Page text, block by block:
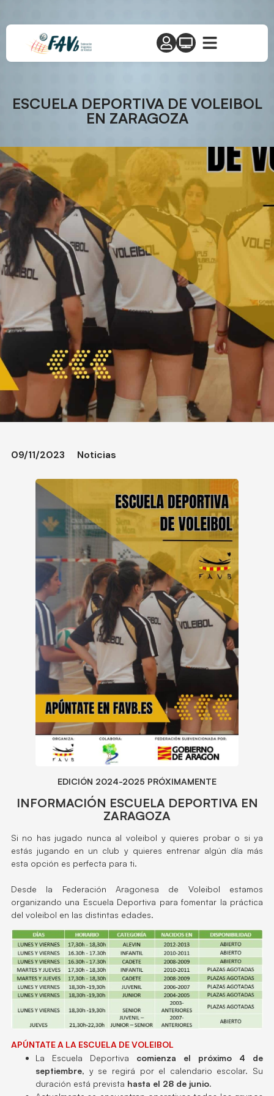
ESCUELA DEPORTIVA DE VOLEIBOL
EN ZARAGOZA
09/11/2023 Noticias
EDICIÓN 2024-2025 PRÓXIMAMENTE
INFORMACIÓN ESCUELA DEPORTIVA EN
ZARAGOZA
Si no has jugado nunca al voleibol y quieres probar o si ya
estás jugando en un club y quieres entrenar algún día más
esta opción es perfecta para ti.
Desde la Federación Aragonesa de Voleibol estamos
organizando una Escuela Deportiva para fomentar la práctica
del voleibol en las distintas edades.
APÚNTATE A LA ESCUELA DE VOLEIBOL
La Escuela Deportiva comienza el próximo 4 de
septiembre, y se regirá por el calendario escolar. Su
duración está prevista hasta el 28 de junio.